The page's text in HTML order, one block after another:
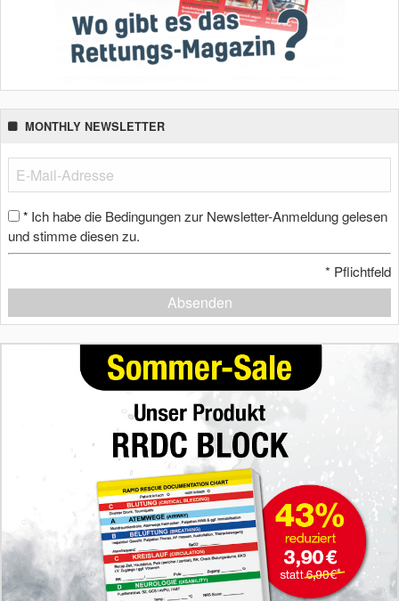
MONTHLY NEWSLETTER
* Ich habe die Bedingungen zur Newsletter-Anmeldung gelesen
und stimme diesen zu.
* Pflichtfeld
Absenden